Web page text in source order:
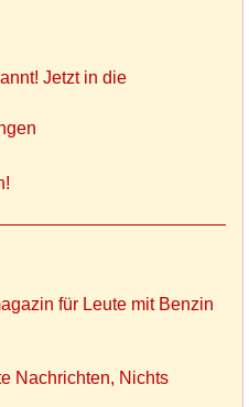
Jetzt in die
für Leute mit Benzin
Nachrichten, Nichts